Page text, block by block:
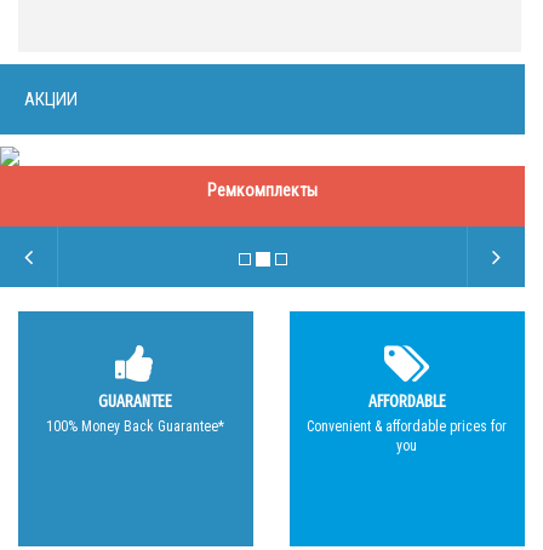
АКЦИИ
Ремкомплекты
GUARANTEE
100% Money Back Guarantee*
AFFORDABLE
Convenient & affordable prices for
you